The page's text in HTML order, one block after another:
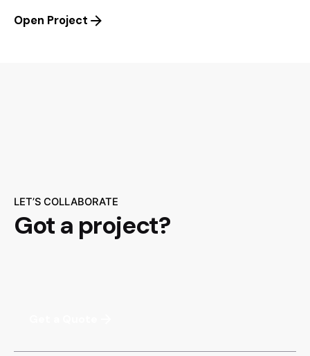
Open Project
LET’S COLLABORATE
Got a project?